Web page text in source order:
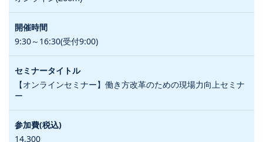
9:30～16:30(受付9:00)
【オンラインセミナー】働き方改革のための現場力向上セミナ
ー
14,300